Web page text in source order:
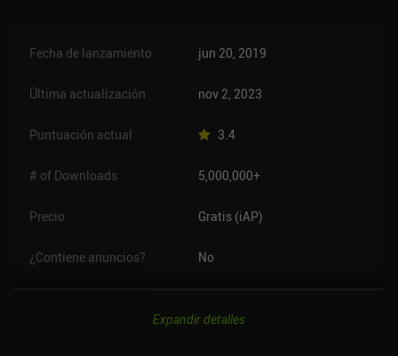
Fecha de lanzamiento jun 20, 2019
Última actualización nov 2, 2023
Puntuación actual 3.4
# of Downloads 5,000,000+
Precio Gratis (iAP)
¿Contiene anuncios? No
Expandir detalles